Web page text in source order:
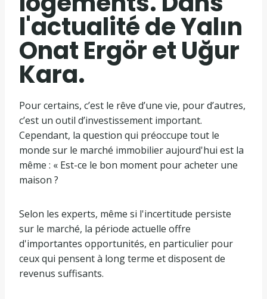
l'actualité de Yalın
Onat Ergör et Uğur
Kara.
Pour certains, c’est le rêve d’une vie, pour d’autres,
c’est un outil d’investissement important.
Cependant, la question qui préoccupe tout le
monde sur le marché immobilier aujourd'hui est la
même : « Est-ce le bon moment pour acheter une
maison ?
Selon les experts, même si l'incertitude persiste
sur le marché, la période actuelle offre
d'importantes opportunités, en particulier pour
ceux qui pensent à long terme et disposent de
revenus suffisants.